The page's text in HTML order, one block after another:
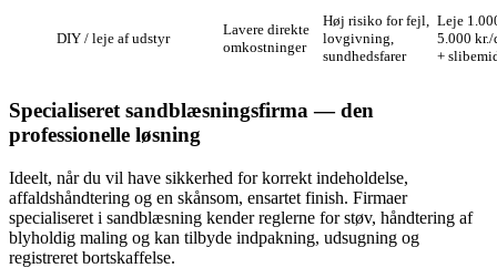
DIY / leje af udstyr
Lavere direkte
omkostninger
Høj risiko for fejl,
lovgivning,
sundhedsfarer
Leje
5.000 kr./
+
Specialiseret sandblæsningsfirma — den
professionelle løsning
Ideelt, når du vil have sikkerhed for korrekt indeholdelse,
affaldshåndtering og en skånsom, ensartet finish. Firmaer
specialiseret i sandblæsning kender reglerne for støv, håndtering af
blyholdig maling og kan tilbyde indpakning, udsugning og
registreret bortskaffelse.